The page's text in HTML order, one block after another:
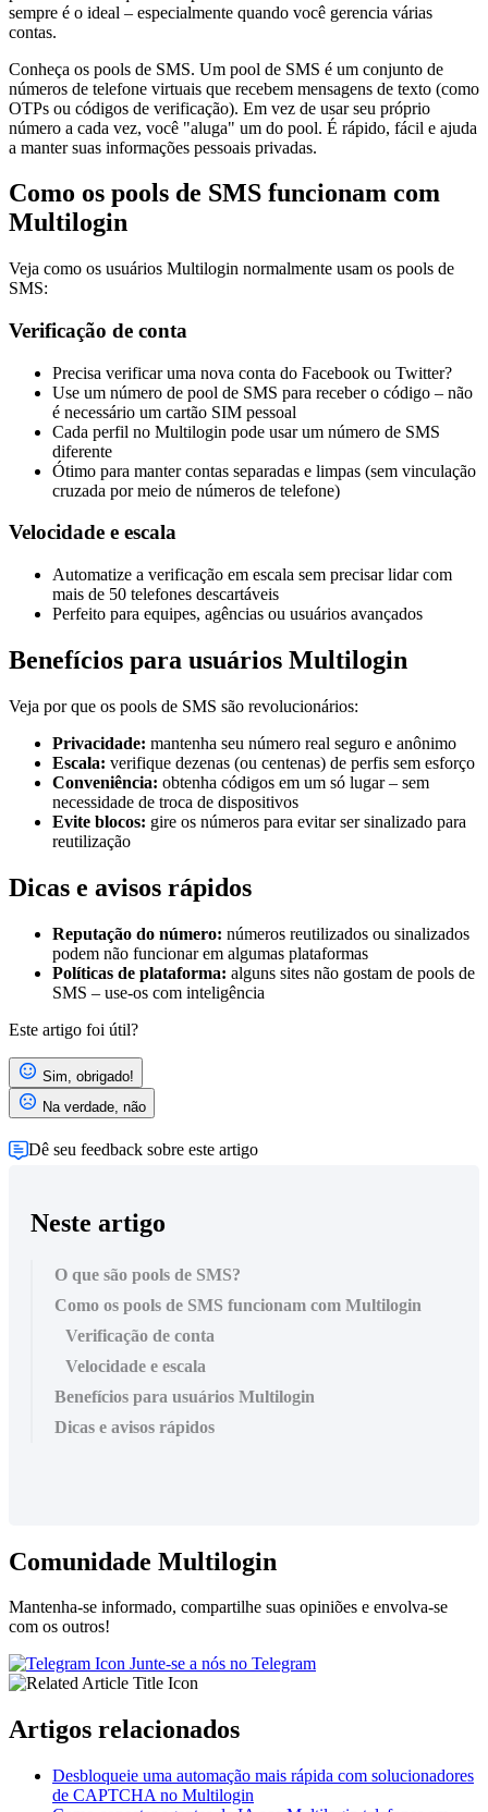
sempre é o ideal – especialmente quando você gerencia várias
contas.
Conheça os pools de SMS. Um pool de SMS é um conjunto de
números de telefone virtuais que recebem mensagens de texto (como
OTPs ou códigos de verificação). Em vez de usar seu próprio
número a cada vez, você "aluga" um do pool. É rápido, fácil e ajuda
a manter suas informações pessoais privadas.
Como os pools de SMS funcionam com
Multilogin
Veja como os usuários Multilogin normalmente usam os pools de
SMS:
Verificação de conta
Precisa verificar uma nova conta do Facebook ou Twitter?
Use um número de pool de SMS para receber o código – não
é necessário um cartão SIM pessoal
Cada perfil no Multilogin pode usar um número de SMS
diferente
Ótimo para manter contas separadas e limpas (sem vinculação
cruzada por meio de números de telefone)
Velocidade e escala
Automatize a verificação em escala sem precisar lidar com
mais de 50 telefones descartáveis
Perfeito para equipes, agências ou usuários avançados
Benefícios para usuários Multilogin
Veja por que os pools de SMS são revolucionários:
Privacidade: mantenha seu número real seguro e anônimo
Escala: verifique dezenas (ou centenas) de perfis sem esforço
Conveniência: obtenha códigos em um só lugar – sem
necessidade de troca de dispositivos
Evite blocos: gire os números para evitar ser sinalizado para
reutilização
Dicas e avisos rápidos
Reputação do número: números reutilizados ou sinalizados
podem não funcionar em algumas plataformas
Políticas de plataforma: alguns sites não gostam de pools de
SMS – use-os com inteligência
Este artigo foi útil?
Sim, obrigado!
Na verdade, não
Dê seu feedback sobre este artigo
Neste artigo
O que são pools de SMS?
Como os pools de SMS funcionam com Multilogin
Verificação de conta
Velocidade e escala
Benefícios para usuários Multilogin
Dicas e avisos rápidos
Comunidade Multilogin
Mantenha-se informado, compartilhe suas opiniões e envolva-se
com os outros!
Junte-se a nós no Telegram
Artigos relacionados
Desbloqueie uma automação mais rápida com solucionadores
de CAPTCHA no Multilogin